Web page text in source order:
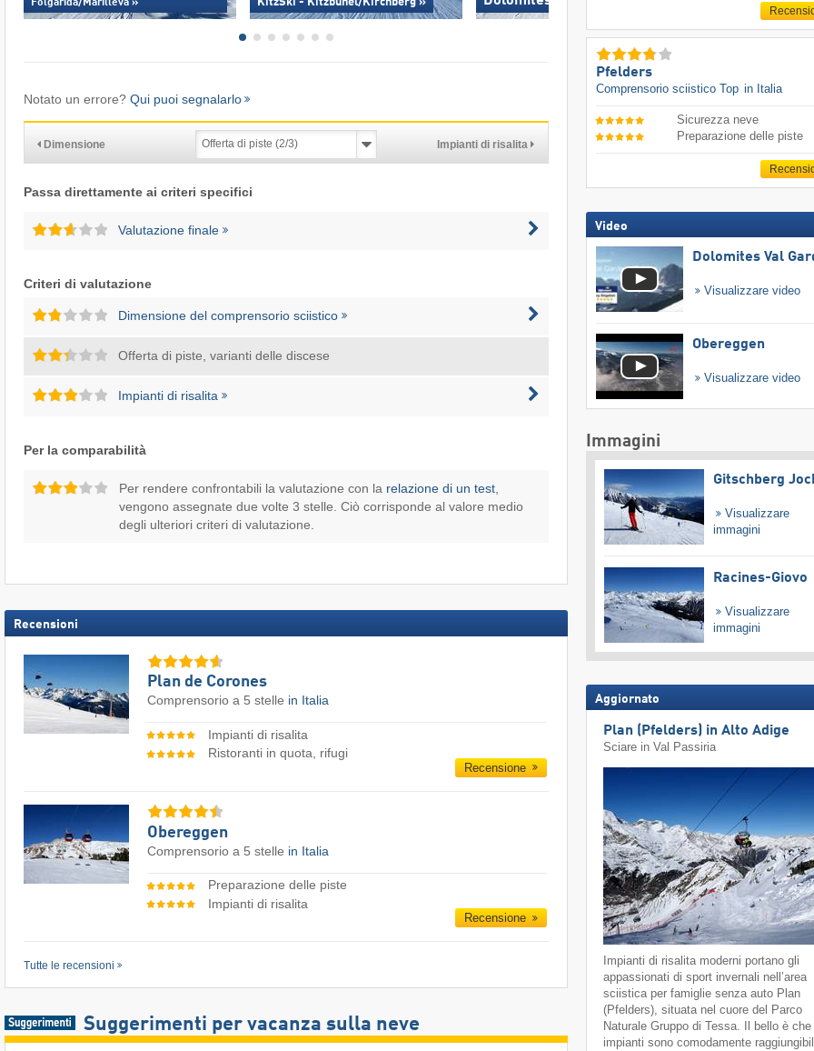
Folgàrida/​Marilleva »
Notato un errore? Qui puoi segnalarlo
Dimensione Impianti di risalita
Passa direttamente ai criteri specifici
Valutazione finale
Criteri di valutazione
Dimensione del comprensorio sciistico
Offerta di piste, varianti delle discese
Impianti di risalita
Per la comparabilità
Per rendere confrontabili la valutazione con la relazione di un test,
vengono assegnate due volte 3 stelle. Ciò corrisponde al valore medio
degli ulteriori criteri di valutazione.
Recensioni
Plan de Corones
Comprensorio a 5 stelle in Italia
Impianti di risalita
Ristoranti in quota, rifugi
Recensione
Obereggen
Comprensorio a 5 stelle in Italia
Preparazione delle piste
Impianti di risalita
Recensione
Tutte le recensioni
Suggerimenti per vacanza sulla neve
Pfelders
Comprensorio sciistico Top in Italia
Sicurezza neve
Preparazione delle piste
Video
Dolomites Val
Visualizzare video
Obereggen
Visualizzare video
Immagini
Gitschberg
Visualizzare
immagini
Racines-Giovo
Visualizzare
immagini
Aggiornato
Plan (Pfelders) in Alto Adige
Sciare in Val Passiria
Impianti di risalita moderni portano gli
appassionati di sport invernali nell’area
sciistica per famiglie senza auto Plan
(Pfelders), situata nel cuore del Parco
Naturale Gruppo di Tessa. Il bello è
impianti sono comodamente